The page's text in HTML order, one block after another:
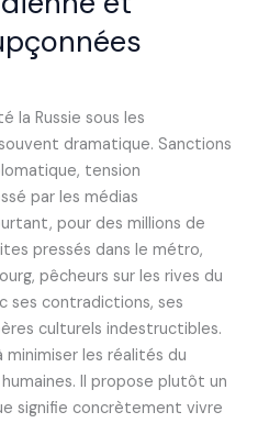
la Russie sous les
dramatique. Sanctions
tension
par les médias
pour des millions de
pressés dans le métro,
pêcheurs sur les rives du
ses contradictions, ses
culturels indestructibles.
les réalités du
Il propose plutôt un
signifie concrètement vivre